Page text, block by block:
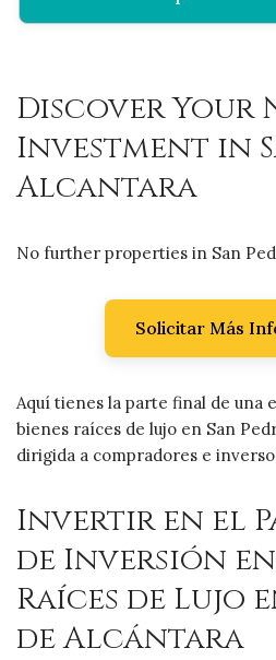
Discover Your
Investment in
Alcantara
No further properties in San
Solicitar Más
Aquí tienes la parte final de una
bienes raíces de lujo en San
dirigida a compradores e
Invertir en el
de Inversión en
Raíces de Lujo
de Alcántara